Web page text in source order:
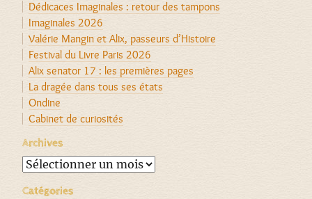
Dédicaces Imaginales : retour des tampons
Imaginales 2026
Valérie Mangin et Alix, passeurs d’Histoire
Festival du Livre Paris 2026
Alix senator 17 : les premières pages
La dragée dans tous ses états
Ondine
Cabinet de curiosités
Archives
Archives
Catégories